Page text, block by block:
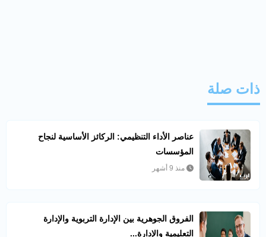
ذات صلة
عناصر الأداء التنظيمي: الركائز الأساسية لنجاح
المؤسسات
منذ 9 أشهر
الفروق الجوهرية بين الإدارة التربوية والإدارة
التعليمية والإدارة...